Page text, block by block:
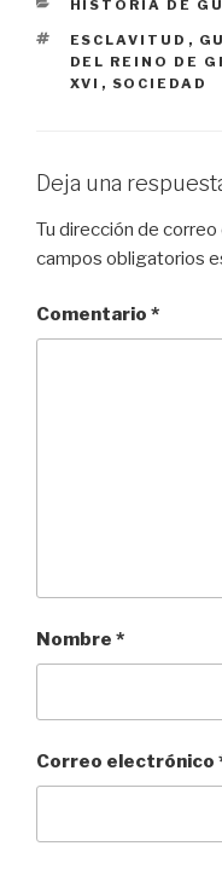
CATEGORÍAS
HISTORIA DE
ETIQUETAS
ESCLAVITUD ,
DEL REINO DE
XVI , SOCIEDAD
Deja una
Tu dirección de
campos obligatorios
Comentario *
Nombre *
Correo electrónico